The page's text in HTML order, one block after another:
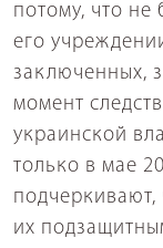
потому, что не
его
заключенных,
момент
украинской
только в мае
подчеркивают,
их